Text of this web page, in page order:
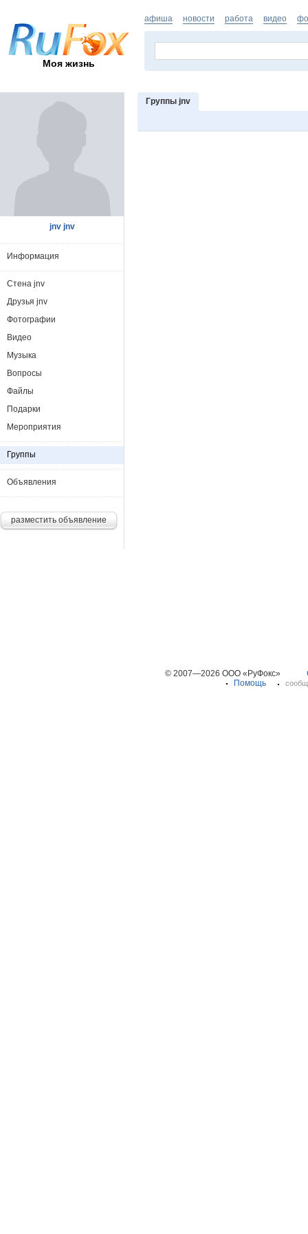
Моя жизнь
афиша новости работа видео
Группы jnv
jnv jnv
Информация
Стена jnv
Друзья jnv
Фотографии
Видео
Музыка
Вопросы
Файлы
Подарки
Мероприятия
Группы
Объявления
разместить объявление
© 2007—2026 ООО «РуФокс»
Помощь